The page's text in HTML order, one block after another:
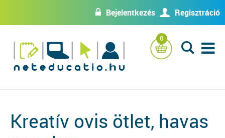
w Bejelentkezés U Regisztráció
0
L
Kreatív ovis ötlet, havas